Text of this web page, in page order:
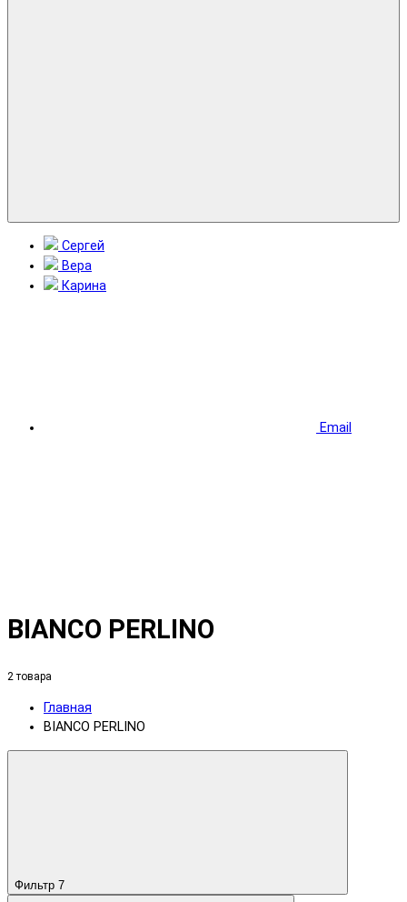
Сергей
Вера
Карина
Email
BIANCO PERLINO
2 товара
Главная
BIANCO PERLINO
Фильтр 7